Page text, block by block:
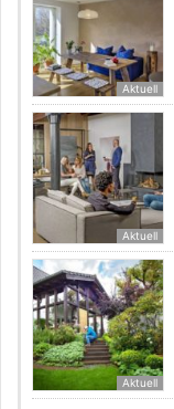
Aktuell
Aktuell
Aktuell